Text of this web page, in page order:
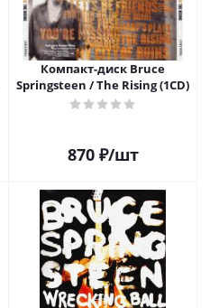
Компакт-диск Bruce
Springsteen / The Rising (1CD)
870₽/шт